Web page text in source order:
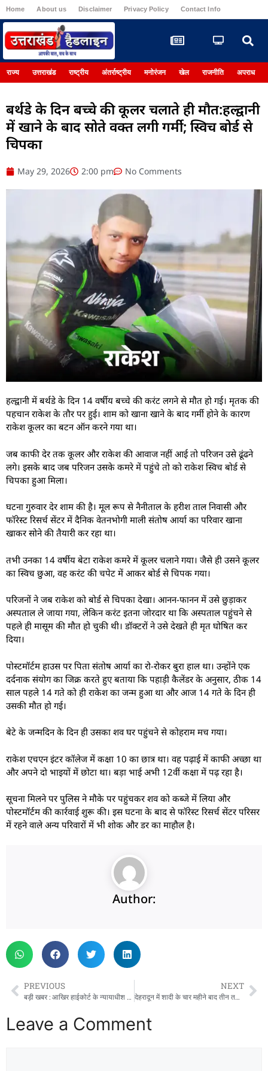
Home About us Disclaimer Privacy Policy Contact Info
राज्य उत्तराखंड राष्ट्रीय अंतर्राष्ट्रीय मनोरंजन खेल राजनीति अपराध
बर्थडे के दिन बच्चे की कूलर चलाते ही मौत:हल्द्वानी
में खाने के बाद सोते वक्त लगी गर्मी; स्विच बोर्ड से
चिपका
May 29, 2026 2:00 pm No Comments
हल्द्वानी में बर्थडे के दिन 14 वर्षीय बच्चे की करंट लगने से मौत हो गई। मृतक की
पहचान राकेश के तौर पर हुई। शाम को खाना खाने के बाद गर्मी होने के कारण
राकेश कूलर का बटन ऑन करने गया था।
जब काफी देर तक कूलर और राकेश की आवाज नहीं आई तो परिजन उसे ढूंढने
लगे। इसके बाद जब परिजन उसके कमरे में पहुंचे तो को राकेश स्विच बोर्ड से
चिपका हुआ मिला।
घटना गुरुवार देर शाम की है। मूल रूप से नैनीताल के हरीश ताल निवासी और
फॉरेस्ट रिसर्च सेंटर में दैनिक वेतनभोगी माली संतोष आर्या का परिवार खाना
खाकर सोने की तैयारी कर रहा था।
तभी उनका 14 वर्षीय बेटा राकेश कमरे में कूलर चलाने गया। जैसे ही उसने कूलर
का स्विच छुआ, वह करंट की चपेट में आकर बोर्ड से चिपक गया।
परिजनों ने जब राकेश को बोर्ड से चिपका देखा। आनन-फानन में उसे छुड़ाकर
अस्पताल ले जाया गया, लेकिन करंट इतना जोरदार था कि अस्पताल पहुंचने से
पहले ही मासूम की मौत हो चुकी थी। डॉक्टरों ने उसे देखते ही मृत घोषित कर
दिया।
पोस्टमॉर्टम हाउस पर पिता संतोष आर्या का रो-रोकर बुरा हाल था। उन्होंने एक
दर्दनाक संयोग का जिक्र करते हुए बताया कि पहाड़ी कैलेंडर के अनुसार, ठीक 14
साल पहले 14 गते को ही राकेश का जन्म हुआ था और आज 14 गते के दिन ही
उसकी मौत हो गई।
बेटे के जन्मदिन के दिन ही उसका शव घर पहुंचने से कोहराम मच गया।
राकेश एचएन इंटर कॉलेज में कक्षा 10 का छात्र था। वह पढ़ाई में काफी अच्छा था
और अपने दो भाइयों में छोटा था। बड़ा भाई अभी 12वीं कक्षा में पढ़ रहा है।
सूचना मिलने पर पुलिस ने मौके पर पहुंचकर शव को कब्जे में लिया और
पोस्टमॉर्टम की कार्रवाई शुरू की। इस घटना के बाद से फॉरेस्ट रिसर्च सेंटर परिसर
में रहने वाले अन्य परिवारों में भी शोक और डर का माहौल है।
Author:
PREVIOUS
बड़ी खबर : आखिर हाईकोर्ट के न्यायाधीश आलोक कुमार वर्मा का इस्तीफा मंजूर, एक माह पहले चल रही थी चर्चा
NEXT
देहरादून में शादी के चार महीने बाद तीन तलाक:दहेज के लिए महिला पर बनाया जा रहा था दबाव, पति पर केस दर्ज
Leave a Comment